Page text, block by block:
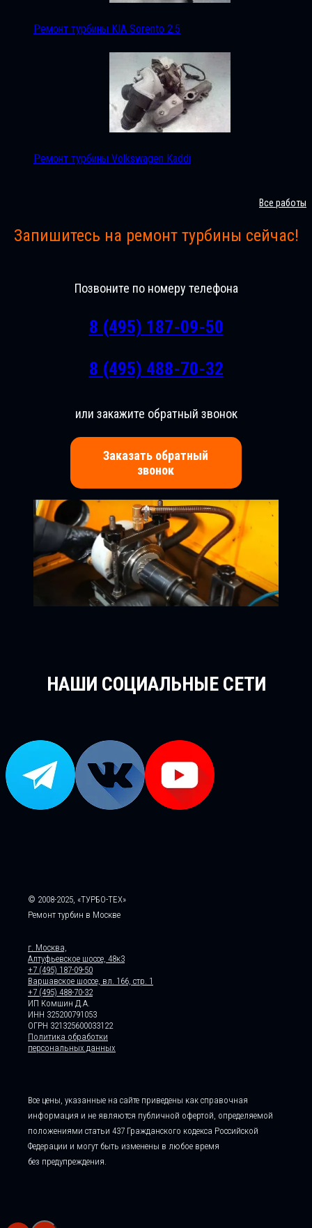
Ремонт турбины KIA Sorento 2.5
Ремонт турбины Volkswagen Kaddi
Все работы
Запишитесь на ремонт турбины сейчас!
Позвоните по номеру телефона
8 (495) 187-09-50
8 (495) 488-70-32
или закажите обратный звонок
Заказать обратный
звонок
НАШИ СОЦИАЛЬНЫЕ СЕТИ
© 2008-2025, «ТУРБО-ТЕХ»
Ремонт турбин в Москве
г. Москва,
Алтуфьевское шоссе, 48к3
+7 (495) 187-09-50
Варшавское шоссе, вл. 166, стр. 1
+7 (495) 488-70-32
ИП Комшин Д.А.
ИНН 325200791053
ОГРН 321325600033122
Политика обработки
персональных данных
Все цены, указанные на сайте приведены как справочная
информация и не являются публичной офертой, определяемой
положениями статьи 437 Гражданского кодекса Российской
Федерации и могут быть изменены в любое время
без предупреждения.